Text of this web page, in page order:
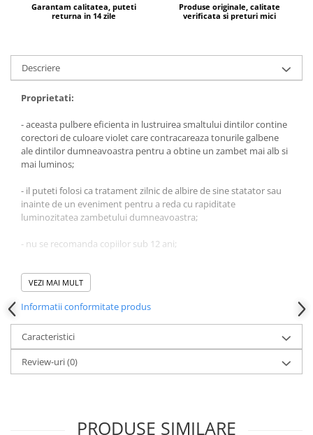
Igiena orala
Lotiune de corp
Produse pentru ras
Sapunuri
Spuma de baie
Balsam de par
Fixativ si spuma de par
Vopsea de par
Servetele Umede & Uscate
Ingrijire copii
Cosmetice copii
Odorizante
Aer Conditionat
Garantam calitatea, puteti
returna in 14 zile
Produse originale, calitate
verificata si preturi mici
Descriere
Proprietati:
- aceasta pulbere eficienta in lustruirea smaltului dintilor contine
corectori de culoare violet care contracareaza tonurile galbene
ale dintilor dumneavoastra pentru a obtine un zambet mai alb si
mai luminos;
- il puteti folosi ca tratament zilnic de albire de sine statator sau
inainte de un eveniment pentru a reda cu rapiditate
luminozitatea zambetului dumneavoastra;
- nu se recomanda copiilor sub 12 ani;
- produs vegan, netestat pe animale.
1. Folositi lingura pentru a aplica o mica cantitate de pulbere pe
periuta de dinti umeda.
2. Periati-va dintii usor pentru 30 de secunde.
VEZI MAI MULT
Informatii conformitate produs
Caracteristici
Review-uri(0)
PRODUSE SIMILARE